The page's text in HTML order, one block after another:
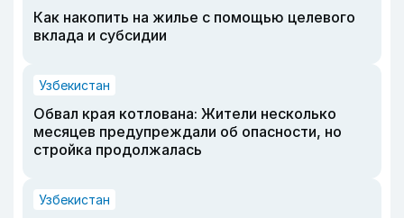
Как накопить на жилье с помощью целевого
вклада и субсидии
Узбекистан
Обвал края котлована: Жители несколько
месяцев предупреждали об опасности, но
стройка продолжалась
Узбекистан